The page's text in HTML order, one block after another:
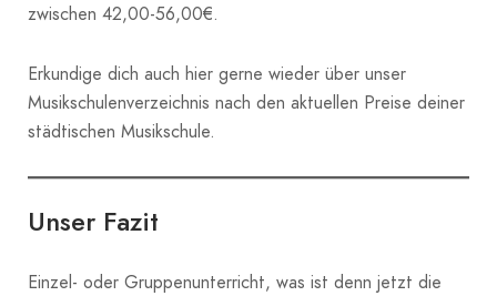
zwischen 42,00-56,00€.
Erkundige dich auch hier gerne wieder über unser
Musikschulenverzeichnis nach den aktuellen Preise deiner
städtischen Musikschule.
Unser Fazit
Einzel- oder Gruppenunterricht, was ist denn jetzt die